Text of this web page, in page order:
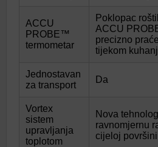
ACCU
PROBE™
termometar
Poklopac
ACCU
precizno
tijekom
Jednostavan
za transport
Da
Vortex
sistem
upravljanja
toplotom
Nova
ravnomjernu
cijeloj